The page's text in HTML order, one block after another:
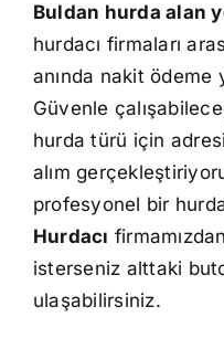
Buldan hurda alan
hurdacı firmaları
anında nakit ödeme
Güvenle
hurda türü için
alım
profesyonel bir
Hurdacı
isterseniz alttaki
ulaşabilirsiniz.